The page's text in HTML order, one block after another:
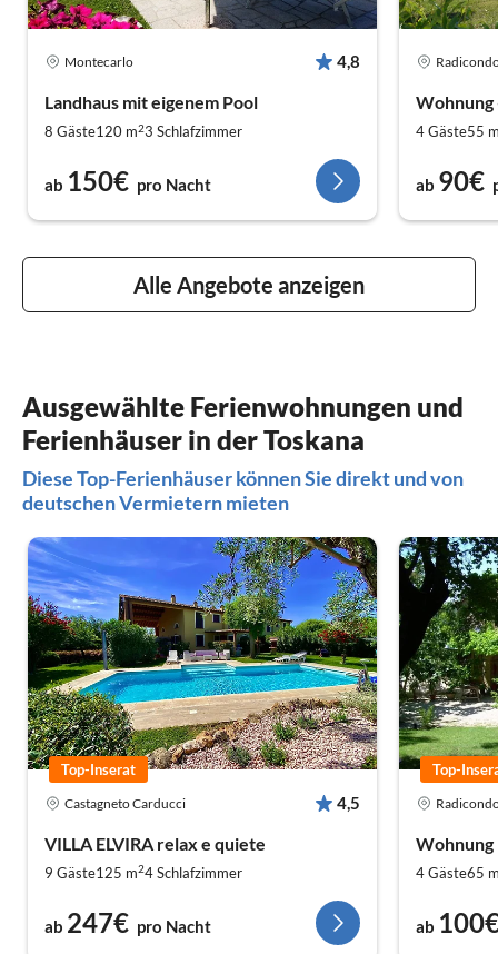
Montecarlo 4,8
Landhaus mit eigenem Pool
8 Gäste120 m23 Schlafzimmer
ab 150€ pro Nacht
Wohnung
4 Gäste55
ab 90€
Alle Angebote anzeigen
Ausgewählte Ferienwohnungen und
Ferienhäuser in der Toskana
Diese Top-Ferienhäuser können Sie direkt und von
deutschen Vermietern mieten
Castagneto Carducci 4,5
VILLA ELVIRA relax e quiete
9 Gäste125 m24Schlafzimmer
ab 247€ pro Nacht
Top-Inserat
Wohnung
4 Gäste65
ab
Top-